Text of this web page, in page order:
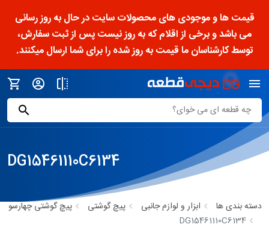
قیمت ها و موجودی های محصولات سایت در حال به روز رسانی
می باشد و برخی از اقلام که به روز نیست پس از ثبت سفارش،
توسط کارشناسان ما قیمت به روز شده را برای شما ارسال میکنند.
DG15461110C6134
دسته بندی ها ابزار و لوازم جانبی پیچ گوشتی
پیچ گوشتی چهارسو
DG15461110C6134